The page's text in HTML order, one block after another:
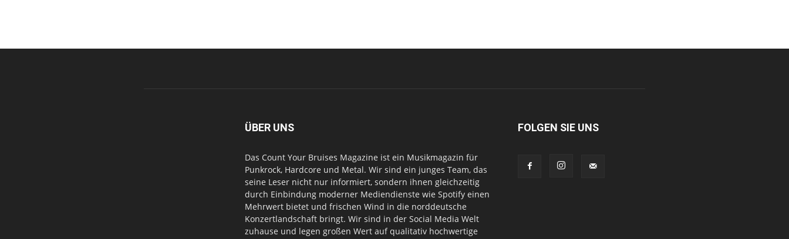
ÜBER UNS
Das Count Your Bruises Magazine ist ein Musikmagazin für
Punkrock, Hardcore und Metal. Wir sind ein junges Team, das
seine Leser nicht nur informiert, sondern ihnen gleichzeitig
durch Einbindung moderner Mediendienste wie Spotify einen
Mehrwert bietet und frischen Wind in die norddeutsche
Konzertlandschaft bringt. Wir sind in der Social Media Welt
zuhause und legen großen Wert auf qualitativ hochwertige
FOLGEN SIE UNS